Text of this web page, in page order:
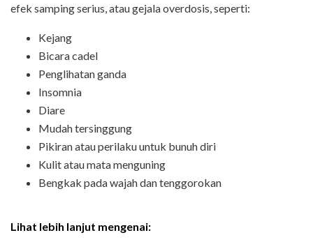
efek samping serius, atau gejala overdosis, seperti:
Kejang
Bicara cadel
Penglihatan ganda
Insomnia
Diare
Mudah tersinggung
Pikiran atau perilaku untuk bunuh diri
Kulit atau mata menguning
Bengkak pada wajah dan tenggorokan
Lihat lebih lanjut mengenai: